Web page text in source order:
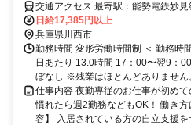
す。交通アクセス 最寄駅：能勢電鉄妙見線 鼓滝駅 能勢電
から徒歩10分
日給17,385円以上
兵庫県川西市
勤務時間 変形労働時間制 ＜ 勤務時
日あたり 13.0時間 17：00〜翌9：
ぼなし ※残業はほとんどありません
仕事内容 夜勤専従のお仕事が初め
慣れたら週2勤務などもOK！ 働き
容】 入居されている方の自立支援